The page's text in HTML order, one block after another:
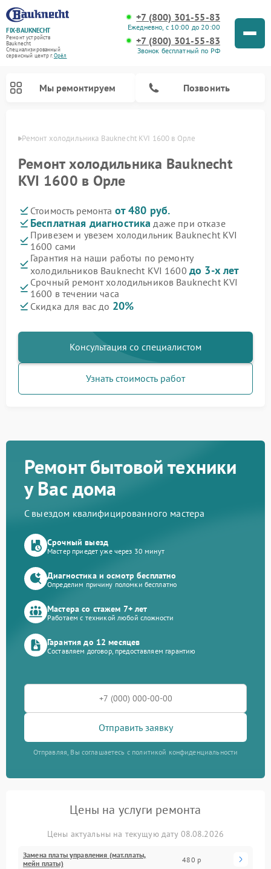
FIX-BAUKNECHT
Ремонт устройств
Bauknecht
Специализированный
cервисный центр г.Орёл
+7 (800) 301-55-83
Ежедневно, с 10:00 до 20:00
+7 (800) 301-55-83
Звонок бесплатный по РФ
Мы ремонтируем Позвонить
Ремонт холодильника Bauknecht KVI 1600 в Орле
Ремонт холодильника Bauknecht
KVI 1600 в Орле
Стоимость ремонта от 480 руб.
Бесплатная диагностика даже при отказе
Привезем и увезем холодильник Bauknecht KVI
1600 сами
Гарантия на наши работы по ремонту
холодильников Bauknecht KVI 1600 до 3-х лет
Срочный ремонт холодильников Bauknecht KVI
1600 в течении часа
Скидка для вас до 20%
Консультация со специалистом
Узнать стоимость работ
Ремонт бытовой техники
у Вас дома
С выездом квалифицированного мастера
Срочный выезд
Мастер приедет уже через 30 минут
Диагностика и осмотр бесплатно
Определим причину поломки бесплатно
Мастера со стажем 7+ лет
Работаем с техникой любой сложности
Гарантия до 12 месяцев
Составляем договор, предоставляем гарантию
Отправить заявку
Отправляя, Вы соглашаетесь с политикой конфиденциальности
Цены на услуги ремонта
Цены актуальны на текущую дату 08.08.2026
Замена платы управления (мат.платы,
мейн платы)
480 р